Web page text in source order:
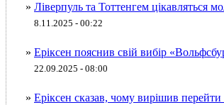
» Ліверпуль та Тоттенгем цікавляться
8.11.2025 - 00:22
» Еріксен пояснив свій вибір
22.09.2025 - 08:00
» Еріксен сказав, чому вирішив